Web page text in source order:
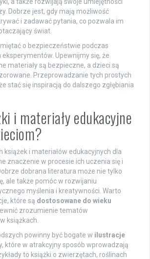
Dobrze jest, gdy mają możliwość
i zadawać pytania, co pozwala im
świat.
o bezpieczeństwie podczas
Upewnijmy się, że
materiały są bezpieczne, a dzieci są
Przeprowadzanie tych prostych
stać się inspiracją do dalszego zgłębiania
i materiały edukacyjne
książek i materiałów edukacyjnych dla
znaczenie w procesie ich uczenia się i
dobrana literatura może nie tylko
ale także pomóc w rozwijaniu
myślenia i kreatywności. Warto
które są dostosowane do wieku
zrozumienie tematów
książkach.
powinny być bogate w ilustracje
które w atrakcyjny sposób wprowadzają
to książki o zwierzętach, roślinach